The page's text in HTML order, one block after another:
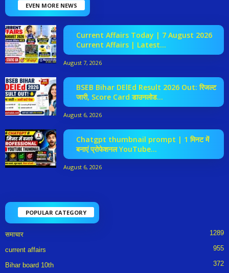
EVEN MORE NEWS
Current Affairs Today | 7 August 2026
Current Affairs | Latest...
August 7, 2026
BSEB Bihar DElEd Result 2026 Out: रिजल्ट
जारी, Score Card डाउनलोड...
August 6, 2026
Chatgpt thumbnail prompt | 1 मिनट में
बनाएं प्रोफेशनल YouTube...
August 6, 2026
POPULAR CATEGORY
समाचार 1289
current affairs 955
Bihar board 10th 372